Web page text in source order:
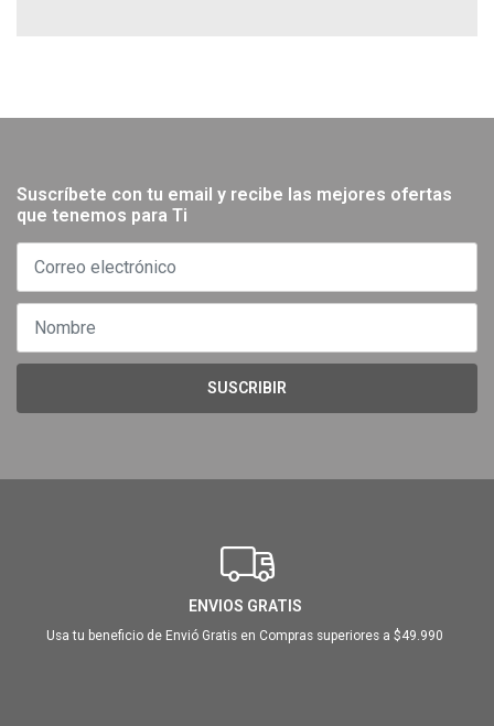
Suscríbete con tu email y recibe las mejores ofertas
que tenemos para Ti
SUSCRIBIR
ENVIOS GRATIS
Usa tu beneficio de Envió Gratis en Compras superiores a $49.990